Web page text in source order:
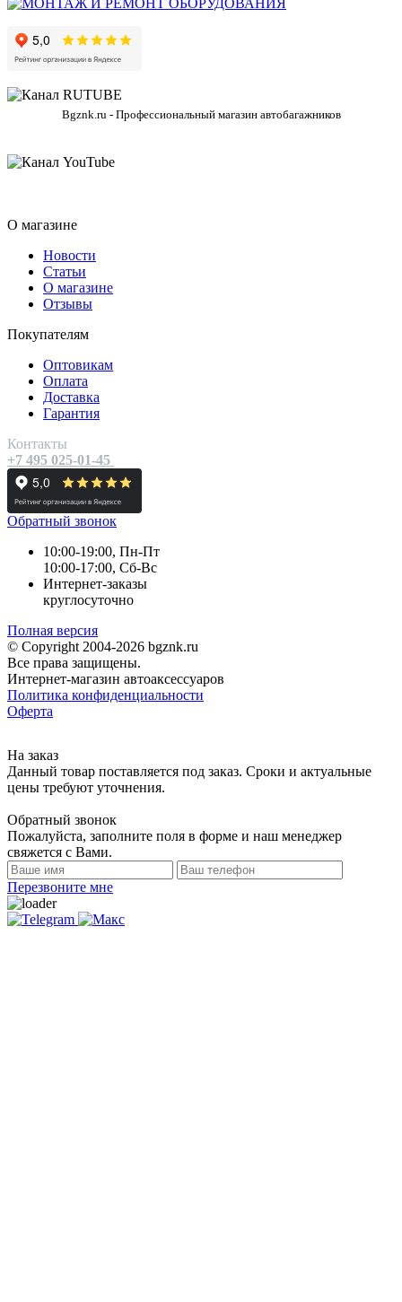
Bgznk.ru - Профессиональный магазин автобагажников
О магазине
Новости
Статьи
О магазине
Отзывы
Покупателям
Оптовикам
Оплата
Доставка
Гарантия
Контакты
+7 495 025-01-45
Обратный звонок
10:00-19:00, Пн-Пт
10:00-17:00, Сб-Вс
Интернет-заказы
круглосуточно
Полная версия
© Copyright 2004-2026 bgznk.ru
Все права защищены.
Интернет-магазин автоаксессуаров
Политика конфиденциальности
Оферта
На заказ
Данный товар поставляется под заказ. Сроки и актуальные
цены требуют уточнения.
Обратный звонок
Пожалуйста, заполните поля в форме и наш менеджер
свяжется с Вами.
Перезвоните мне